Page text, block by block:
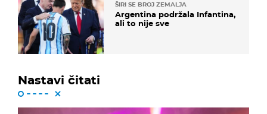
ŠIRI SE BROJ ZEMALJA
Argentina podržala Infantina,
ali to nije sve
Nastavi čitati